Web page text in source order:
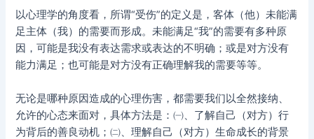
以心理学的角度看，所谓“受伤”的定义是，客体（他）未能满
足主体（我）的需要而形成。未能满足“我”的需要有多种原
因，可能是我没有表达需求或表达的不明确；或是对方没有
能力满足；也可能是对方没有正确理解我的需要等等。
无论是哪种原因造成的心理伤害，都需要我们以全然接纳、
允许的心态来面对，具体方法是：㈠、了解自己（对方）行
为背后的善良动机；㈡、理解自己（对方）生命成长的背景